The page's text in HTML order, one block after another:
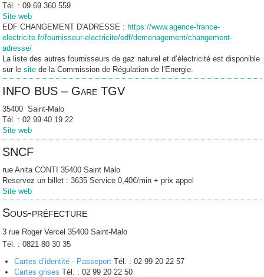
Tél. : 09 69 360 559
Site web
EDF CHANGEMENT D'ADRESSE :https://www.agence-france-
electricite.fr/fournisseur-electricite/edf/demenagement/changement-
adresse/
La liste des autres fournisseurs de gaz naturel et d’électricité est disponible
sur lesitede la Commission de Régulation de l’Energie.
INFO BUS – Gare TGV
35400 Saint-Malo
Tél. : 02 99 40 19 22
Site web
SNCF
rue Anita CONTI 35400 Saint Malo
Reservez un billet : 3635 Service 0,40€/min + prix appel
Site web
Sous-préfecture
3 rue Roger Vercel 35400 Saint-Malo
Tél. : 0821 80 30 35
Cartes d’identité - PasseportTél. : 02 99 20 22 57
Cartes grisesTél. : 02 99 20 22 50